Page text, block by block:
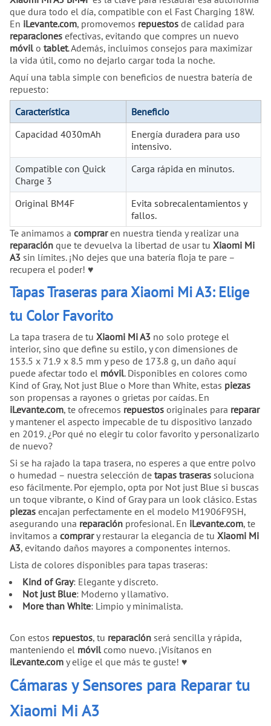
que dura todo el día, compatible con el Fast Charging 18W.
En iLevante.com, promovemos repuestos de calidad para
reparaciones efectivas, evitando que compres un nuevo
móvil o tablet. Además, incluimos consejos para maximizar
la vida útil, como no dejarlo cargar toda la noche.
Aquí una tabla simple con beneficios de nuestra batería de
repuesto:
Característica
Beneficio
Capacidad 4030mAh
Energía duradera para uso
intensivo.
Compatible con Quick
Charge 3
Carga rápida en minutos.
Original BM4F
Evita sobrecalentamientos y
fallos.
Te animamos a compraren nuestra tienda y realizar una
reparación que te devuelva la libertad de usar tu Xiaomi Mi
A3 sin límites. ¡No dejes que una batería floja te pare –
recupera el poder! ♥
Tapas Traseras para Xiaomi Mi A3: Elige
tu Color Favorito
La tapa trasera de tu Xiaomi Mi A3 no solo protege el
interior, sino que define su estilo, y con dimensiones de
153.5 x 71.9 x 8.5 mm y peso de 173.8 g, un daño aquí
puede afectar todo el móvil. Disponibles en colores como
Kind of Gray, Not just Blue o More than White, estas piezas
son propensas a rayones o grietas por caídas. En
iLevante.com, te ofrecemos repuestos originales para reparar
y mantener el aspecto impecable de tu dispositivo lanzado
en 2019. ¿Por qué no elegir tu color favorito y personalizarlo
de nuevo?
Si se ha rajado la tapa trasera, no esperes a que entre polvo
o humedad – nuestra selección de tapas traseras soluciona
eso fácilmente. Por ejemplo, opta por Not just Blue si buscas
un toque vibrante, o Kind of Gray para un look clásico. Estas
piezas encajan perfectamente en el modelo M1906F9SH,
asegurando una reparación profesional. En iLevante.com, te
invitamos a comprary restaurar la elegancia de tu Xiaomi Mi
A3, evitando daños mayores a componentes internos.
Lista de colores disponibles para tapas traseras:
Kind of Gray: Elegante y discreto.
Not just Blue: Moderno y llamativo.
More than White: Limpio y minimalista.
Con estos repuestos, tu reparación será sencilla y rápida,
manteniendo el móvil como nuevo. ¡Visítanos en
iLevante.com y elige el que más te guste! ♥
Cámaras y Sensores para Reparar tu
Xiaomi Mi A3